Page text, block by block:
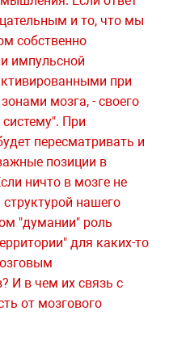
и то, что мы
собственно
импульсной
при
мозга, - своего
При
пересматривать и
позиции в
ничто в мозге не
нашего
"думании" роль
для каких-то
И в чем их связь с
от мозгового